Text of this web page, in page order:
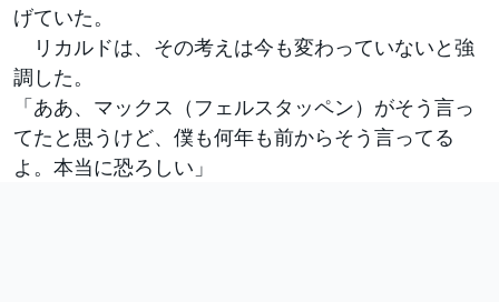
げていた。
リカルドは、その考えは今も変わっていないと強
調した。
「ああ、マックス（フェルスタッペン）がそう言っ
てたと思うけど、僕も何年も前からそう言ってる
よ。本当に恐ろしい」